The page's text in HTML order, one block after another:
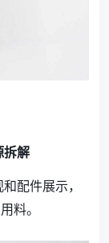
解
配件展示，
料。